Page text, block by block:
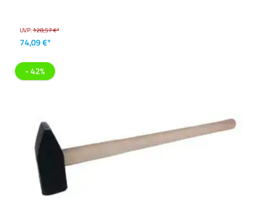
UVP:128,57 €*
74,09 €*
- 42%